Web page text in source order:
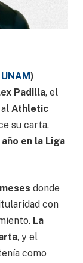
)
Padilla, el
Athletic
su carta,
en la Liga
donde
con
La
, y el
como